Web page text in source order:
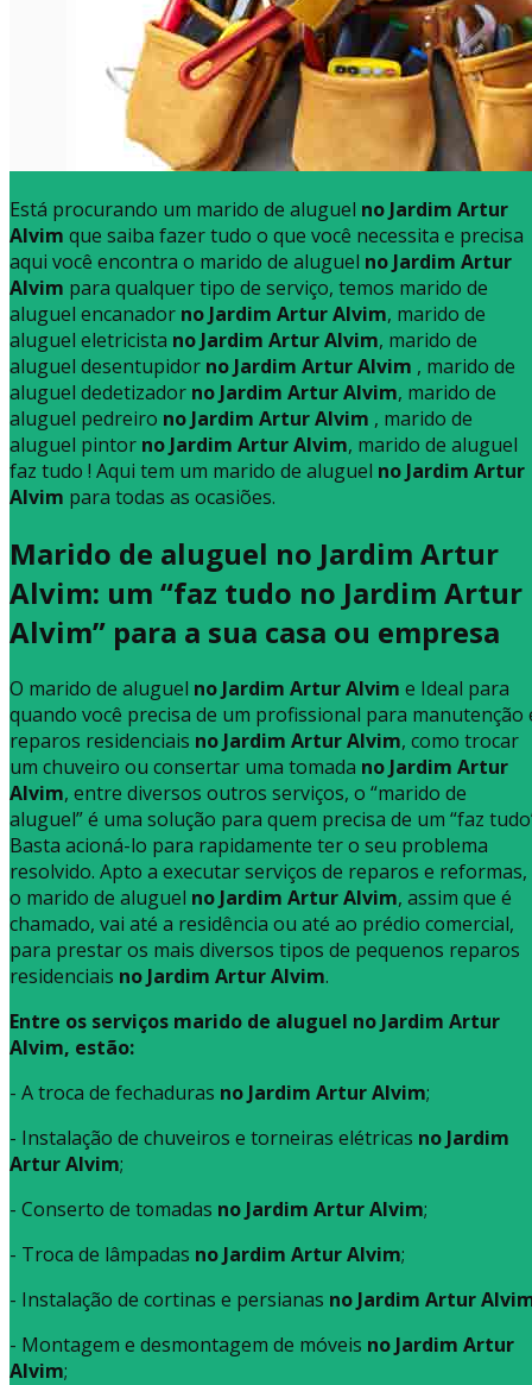
Está procurando um marido de aluguel no Jardim Artur
Alvim que saiba fazer tudo o que você necessita e precisa
aqui você encontra o marido de aluguel no Jardim Artur
Alvim para qualquer tipo de serviço, temos marido de
aluguel encanador no Jardim Artur Alvim, marido de
aluguel eletricista no Jardim Artur Alvim, marido de
aluguel desentupidor no Jardim Artur Alvim , marido de
aluguel dedetizador no Jardim Artur Alvim, marido de
aluguel pedreiro no Jardim Artur Alvim , marido de
aluguel pintor no Jardim Artur Alvim, marido de aluguel
faz tudo ! Aqui tem um marido de aluguel no Jardim Artur
Alvim para todas as ocasiões.
Marido de aluguel no Jardim Artur
Alvim: um “faz tudo no Jardim Artur
Alvim” para a sua casa ou empresa
O marido de aluguel no Jardim Artur Alvim e Ideal para
quando você precisa de um profissional para manutenção
reparos residenciais no Jardim Artur Alvim, como trocar
um chuveiro ou consertar uma tomada no Jardim Artur
Alvim, entre diversos outros serviços, o “marido de
aluguel” é uma solução para quem precisa de um “faz
Basta acioná-lo para rapidamente ter o seu problema
resolvido. Apto a executar serviços de reparos e reformas,
o marido de aluguel no Jardim Artur Alvim, assim que é
chamado, vai até a residência ou até ao prédio comercial,
para prestar os mais diversos tipos de pequenos reparos
residenciais no Jardim Artur Alvim.
Entre os serviços marido de aluguel no Jardim Artur
Alvim, estão:
- A troca de fechaduras no Jardim Artur Alvim;
- Instalação de chuveiros e torneiras elétricas no Jardim
Artur Alvim;
- Conserto de tomadas no Jardim Artur Alvim;
- Troca de lâmpadas no Jardim Artur Alvim;
- Instalação de cortinas e persianas no Jardim Artur
- Montagem e desmontagem de móveis no Jardim Artur
Alvim;